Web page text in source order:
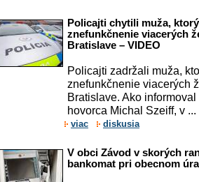
Policajti chytili muža,
znefunkčnenie viacerých
Bratislave – VIDEO
Policajti zadržali muža,
znefunkčnenie viacerých
Bratislave. Ako
hovorca Michal Szeiff, v ...
viac diskusia
V obci Závod v skorých
bankomat pri obecnom